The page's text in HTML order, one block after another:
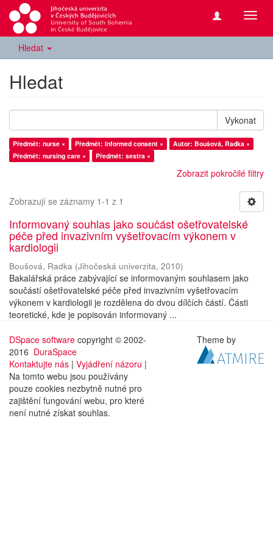
Hledat
Hledat
Vykonat
Předmět: nurse × Předmět: Informed consent ×
Autor: Boušová, Radka ×
Předmět: nursing care ×
Předmět: sestra ×
Zobrazit pokročilé filtry
Zobrazují se záznamy 1-1 z 1
Informovaný souhlas jako součást ošetřovatelské
péče před invazivním vyšetřovacím výkonem v
kardiologii
Boušová, Radka (Jihočeská univerzita, 2010)
Bakalářská práce zabývající se informovaným souhlasem jako
součástí ošetřovatelské péče před invazivním vyšetřovacím
výkonem v kardiologii je rozdělena do dvou dílčích částí. Části
teoretické, kde je popisován informovaný ...
DSpace software copyright © 2002-
2016 DuraSpace
Kontaktujte nás | Vyjádření názoru |
Na tomto webu jsou používány
pouze cookies nezbytně nutné pro
zajištění fungování webu, pro které
není nutné získat souhlas.
Theme by